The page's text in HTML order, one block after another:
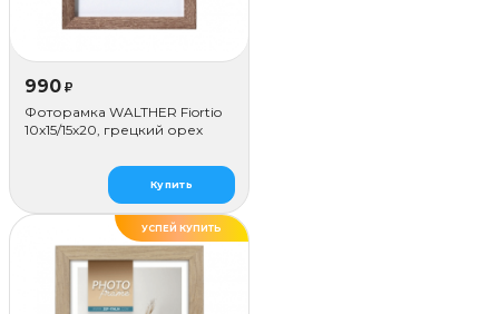
990 ₽
Фоторамка WALTHER Fiortio
10x15/15х20, грецкий орех
Купить
УСПЕЙ КУПИТЬ